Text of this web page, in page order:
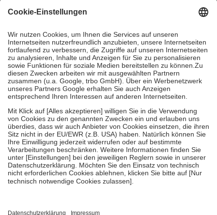
4Für verschreibungspflichtige Medikamente stellt der Arzt ein
gesetzliche Krankenversicherung übernimmt in der Regel die
Kosten dafür, der Versicherte trägt einen Teil davon als Zuzahlung
mit.
Grundsätzlich leisten Mitglieder Zuzahlungen in Höhe von zehn
Prozent des Abgabepreises,mindestensjedochfünf Euro
höchstens zehn Euro.Es sind jedoch nie mehr als die tatsächlichen
Kosten der Leistung zu entrichten.
Diese Regeln gelten grundsätzlich auch für Online-Apotheken.
Bei Heilmitteln und häuslicher Krankenpflege beträgt die
Zuzahlung zehn Prozent der Kosten sowie zehn Euro je
Verordnung.
Um das Engagement der Versicherten für ihre eigene Gesundheit zu
stärken und die besondere Stellung der Familie zu unterstützen,
fallenkeine Zuzahlungenan bei:
• Kindern und Jugendlichen bis zum vollendeten 18. Lebensjahr
mit Ausnahme der Fahrkosten